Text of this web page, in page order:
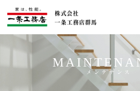
メンテナンス